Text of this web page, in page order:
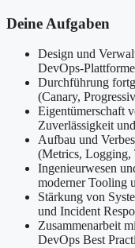
Deine Aufgaben
Design und
DevOps-
Durchführung
(Canary,
Eigentümerschaft
Zuverlässigkeit
Aufbau und
(Metrics, Logging,
Ingenieurwesen
moderner Tooling
Stärkung von
und Incident
Zusammenarbeit
DevOps Best